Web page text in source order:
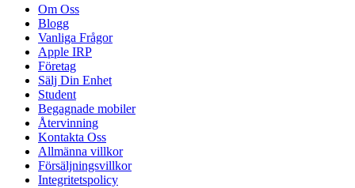
Om Oss
Blogg
Vanliga Frågor
Apple IRP
Företag
Sälj Din Enhet
Student
Begagnade mobiler
Återvinning
Kontakta Oss
Allmänna villkor
Försäljningsvillkor
Integritetspolicy